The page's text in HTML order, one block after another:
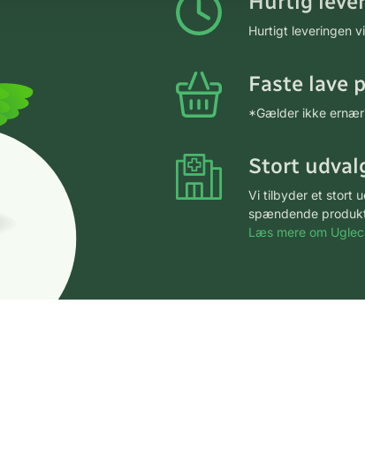
Hurtigt leveringen
Faste lave
*Gælder ikke
Stort
Vi tilbyder et stort
spændende
Læs mere om